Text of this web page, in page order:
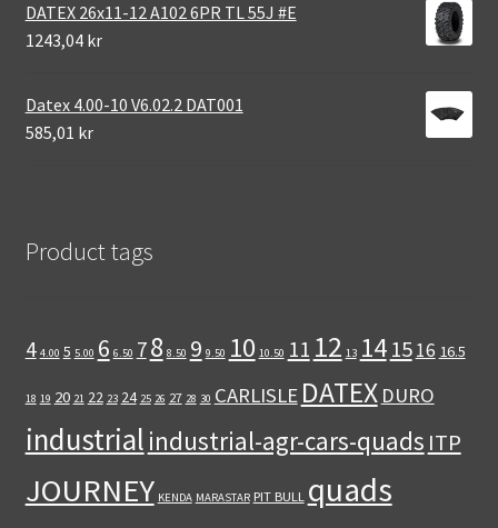
DATEX 26x11-12 A102 6PR TL 55J #E
1243,04 kr
Datex 4.00-10 V6.02.2 DAT001
585,01 kr
Product tags
4 4.00 5 5.00 6 6.50 78 8.50 9 9.50 10 10.50 11 12 13 14 1516 16.5
18 19 20 21 22 23 24 25 26 27 28 30 CARLISLE DATEX DURO
industrial industrial-agr-cars-quads ITP
JOURNEY KENDA MARASTAR PIT BULL quads